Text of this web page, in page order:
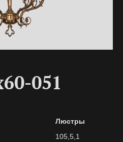
051
Люстры
105,5,1